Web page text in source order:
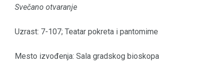
Svečano otvaranje
Uzrast: 7-107; Teatar pokreta i pantomime
Mesto izvođenja: Sala gradskog bioskopa